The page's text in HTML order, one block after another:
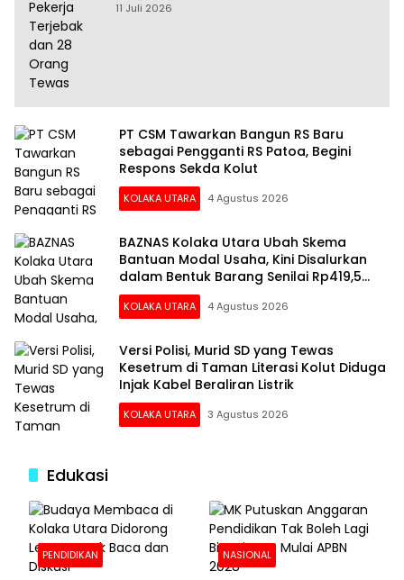
28 Orang Tewas
11 Juli 2026
PT CSM Tawarkan Bangun RS Baru
sebagai Pengganti RS Patoa, Begini
Respons Sekda Kolut
KOLAKA UTARA 4 Agustus 2026
BAZNAS Kolaka Utara Ubah Skema
Bantuan Modal Usaha, Kini Disalurkan
dalam Bentuk Barang Senilai Rp419,5
Juta
KOLAKA UTARA 4 Agustus 2026
Versi Polisi, Murid SD yang Tewas
Kesetrum di Taman Literasi Kolut Diduga
Injak Kabel Beraliran Listrik
KOLAKA UTARA 3 Agustus 2026
Edukasi
PENDIDIKAN NASIONAL